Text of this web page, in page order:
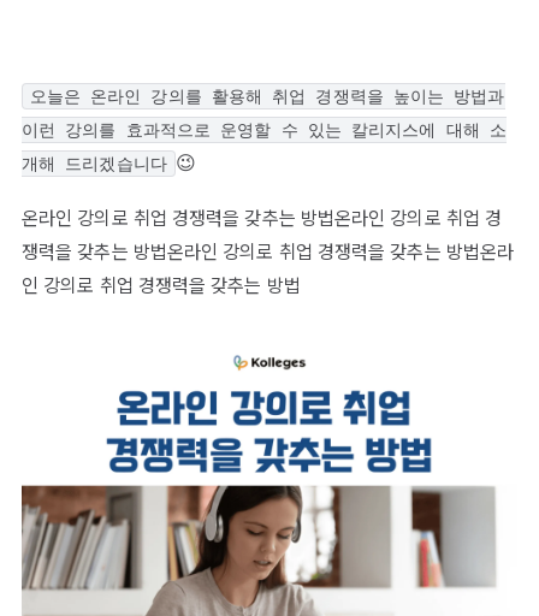
오늘은 온라인 강의를 활용해 취업 경쟁력을 높이는 방법과
이런 강의를 효과적으로 운영할 수 있는 칼리지스에 대해 소
개해 드리겠습니다 😉
온라인 강의로 취업 경쟁력을 갖추는 방법온라인 강의로 취업 경
쟁력을 갖추는 방법온라인 강의로 취업 경쟁력을 갖추는 방법온라
인 강의로 취업 경쟁력을 갖추는 방법